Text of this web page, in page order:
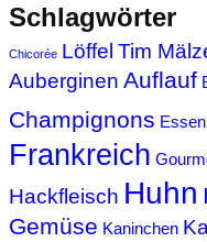
Schlagwörter
Chicorée Löffel Tim
Auberginen Auflauf
Champignons Essen
Frankreich
Hackfleisch Huhn
Gemüse Kaninchen